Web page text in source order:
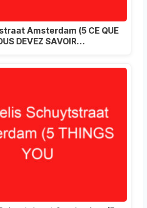
Amsterdam (5 CE QUE
DEVEZ SAVOIR…